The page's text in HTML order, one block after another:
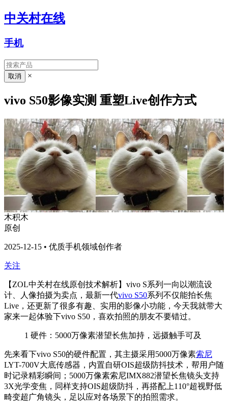
中关村在线
手机
×
vivo S50影像实测 重塑Live创作方式
木积木
原创
2025-12-15 • 优质手机领域创作者
关注
【ZOL中关村在线原创技术解析】vivo S系列一向以潮流设
计、人像拍摄为卖点，最新一代vivo S50系列不仅能拍长焦
Live，还更新了很多有趣、实用的影像小功能， 今天我就带大
家来一起体验下vivo S50 ，喜欢拍照的朋友不要错过。
1 硬件：5000万像素潜望长焦加持，远摄触手可及
先来看下vivo S50的硬件配置，其主摄采用5000万像素索尼
LYT-700V大底传感器，内置自研OIS超级防抖技术，帮用户随
时记录精彩瞬间；5000万像素索尼IMX882潜望长焦镜头支持
3X光学变焦，同样支持OIS超级防抖，再搭配上110°超视野低
畸变超广角镜头，足以应对各场景下的拍照需求。